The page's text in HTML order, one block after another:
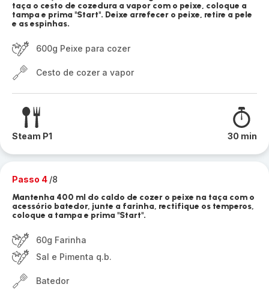
taça o cesto de cozedura a vapor com o peixe, coloque a
tampa e prima "Start". Deixe arrefecer o peixe, retire a pele
e as espinhas.
600g Peixe para cozer
Cesto de cozer a vapor
Steam P1 30 min
Passo 4 /8
Mantenha 400 ml do caldo de cozer o peixe na taça com o
acessório batedor, junte a farinha, rectifique os temperos,
coloque a tampa e prima "Start".
60g Farinha
Sal e Pimenta q.b.
Batedor